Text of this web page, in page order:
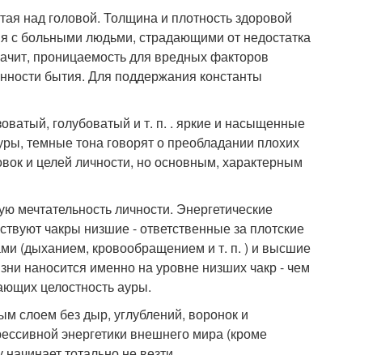
над головой. Толщина и плотность здоровой
с больными людьми, страдающими от недостатка
проницаемость для вредных факторов
бытия. Для поддержания константы
голубоватый и т. п. . яркие и насыщенные
темные тона говорят о преобладании плохих
и целей личности, но основным, характерным
мечтательность личности. Энергетические
чакры низшие - ответственные за плотские
(дыханием, кровообращением и т. п. ) и высшие
наносится именно на уровне низших чакр - чем
целостность ауры.
слоем без дыр, углублений, воронок и
энергетики внешнего мира (кроме